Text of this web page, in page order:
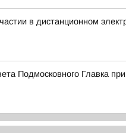
в дистанционном
Подмосковного Главка